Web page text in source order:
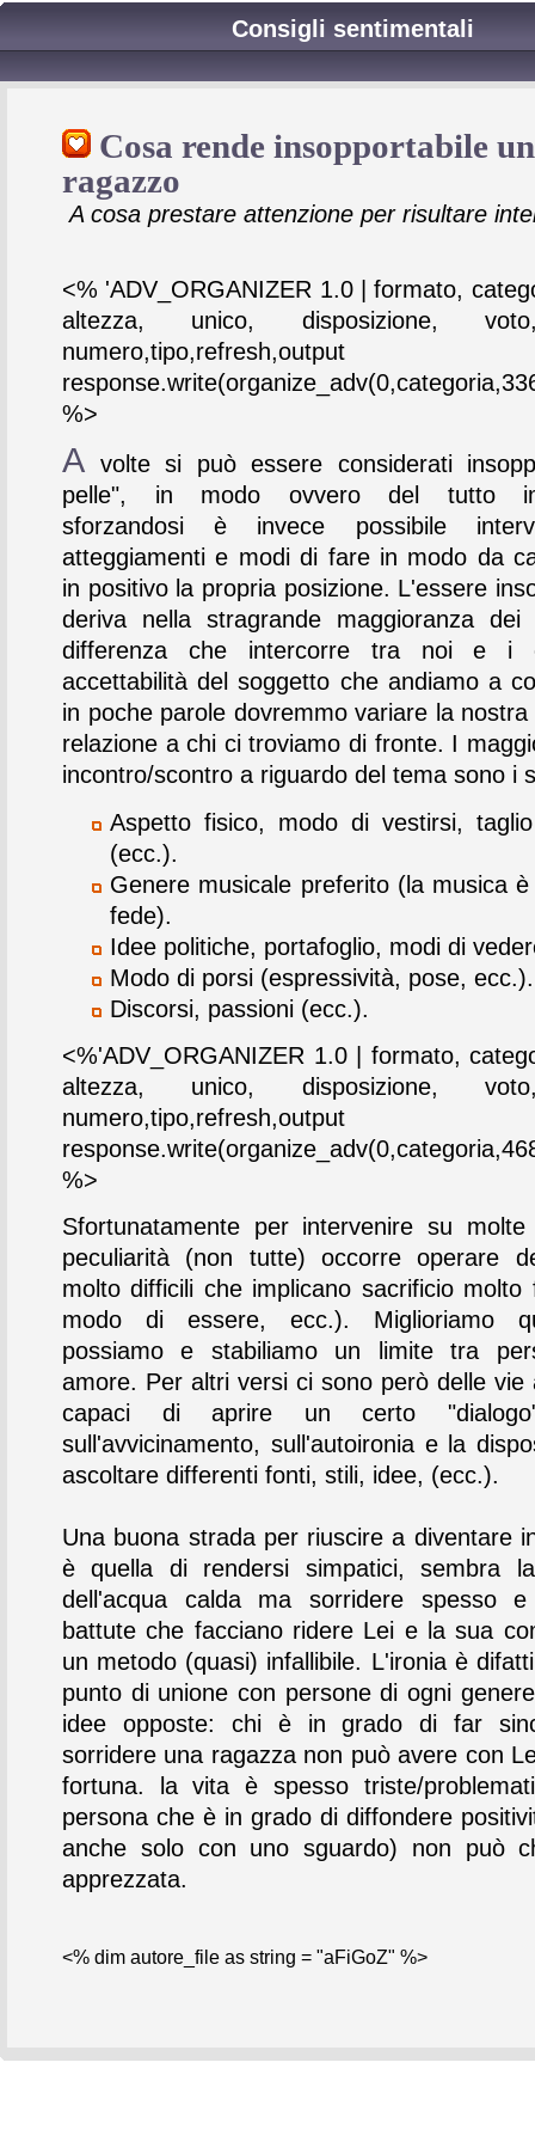
Consigli sentimentali
Cosa rende insopportabile un
ragazzo
A cosa prestare attenzione per risultare
<% 'ADV_ORGANIZER 1.0 | formato,
altezza, unico, disposizione,
numero,tipo,refresh,output
%>
A volte si può essere considerati
pelle", in modo ovvero del tutto
sforzandosi è invece possibile
atteggiamenti e modi di fare in modo da
in positivo la propria posizione. L'essere
deriva nella stragrande maggioranza dei
differenza che intercorre tra noi e i
accettabilità del soggetto che andiamo a
in poche parole dovremmo variare la
relazione a chi ci troviamo di fronte. I
incontro/scontro a riguardo del tema sono i
Aspetto fisico, modo di vestirsi,
(ecc.).
Genere musicale preferito (la musica
fede).
Idee politiche, portafoglio, modi di
Modo di porsi (espressività, pose, ecc.).
Discorsi, passioni (ecc.).
<%'ADV_ORGANIZER 1.0 | formato,
altezza, unico, disposizione,
numero,tipo,refresh,output
%>
Sfortunatamente per intervenire su
peculiarità (non tutte) occorre operare
molto difficili che implicano sacrificio molto
modo di essere, ecc.). Miglioriamo
possiamo e stabiliamo un limite tra
amore. Per altri versi ci sono però delle vie
capaci di aprire un certo
sull'avvicinamento, sull'autoironia e la
ascoltare differenti fonti, stili, idee, (ecc.).
Una buona strada per riuscire a diventare
è quella di rendersi simpatici, sembra
dell'acqua calda ma sorridere spesso e
battute che facciano ridere Lei e la sua
un metodo (quasi) infallibile. L'ironia è
punto di unione con persone di ogni
idee opposte: chi è in grado di far
sorridere una ragazza non può avere con
fortuna. la vita è spesso triste/
persona che è in grado di diffondere
anche solo con uno sguardo) non può
apprezzata.
<% dim autore_file as string = "aFiGoZ" %>